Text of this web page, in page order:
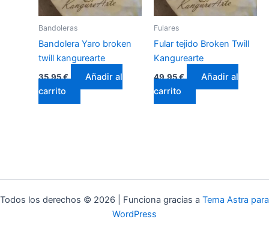
Bandoleras
Bandolera Yaro broken
twill kangurearte
35,95€
Añadir al
carrito
Fulares
Fular tejido Broken Twill
Kangurearte
49,95€
Añadir al
carrito
Todos los derechos © 2026 | Funciona gracias a Tema Astra para
WordPress